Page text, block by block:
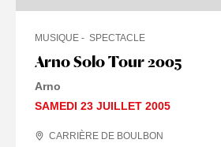
Arno Solo Tour 2005
MUSIQUE SPECTACLE
Arno
SAMEDI 23 JUILLET 2005
CARRIÈRE DE BOULBON